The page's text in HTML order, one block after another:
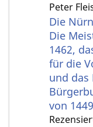
Peter
Die
Die
1462,
für die
und das
von